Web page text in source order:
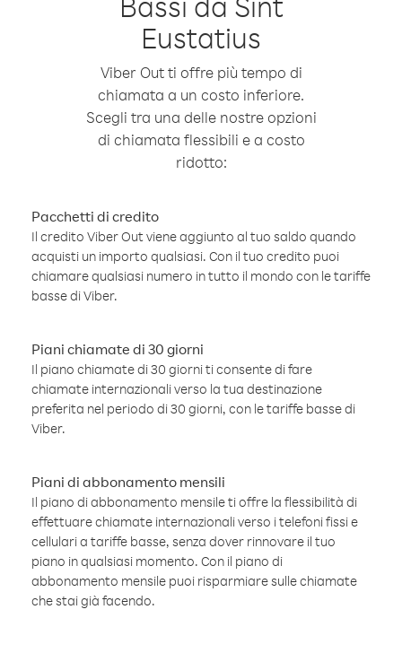
Eustatius
Viber Out ti offre più tempo di
chiamata a un costo inferiore.
Scegli tra una delle nostre opzioni
di chiamata flessibili e a costo
ridotto:
Pacchetti di credito
Il credito Viber Out viene aggiunto al tuo saldo quando
acquisti un importo qualsiasi. Con il tuo credito puoi
chiamare qualsiasi numero in tutto il mondo con le tariffe
basse di Viber.
Piani chiamate di 30 giorni
Il piano chiamate di 30 giorni ti consente di fare
chiamate internazionali verso la tua destinazione
preferita nel periodo di 30 giorni, con le tariffe basse di
Viber.
Piani di abbonamento mensili
Il piano di abbonamento mensile ti offre la flessibilità di
effettuare chiamate internazionali verso i telefoni fissi e
cellulari a tariffe basse, senza dover rinnovare il tuo
piano in qualsiasi momento. Con il piano di
abbonamento mensile puoi risparmiare sulle chiamate
che stai già facendo.